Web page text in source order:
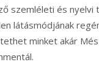
szemléleti és nyelvi
látásmódjának
minket akár